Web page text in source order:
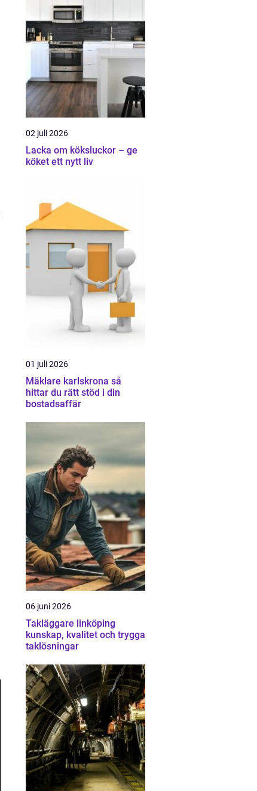
02 juli 2026
Lacka om köksluckor – ge
köket ett nytt liv
01 juli 2026
Mäklare karlskrona så
hittar du rätt stöd i din
bostadsaffär
06 juni 2026
Takläggare linköping
kunskap, kvalitet och trygga
taklösningar